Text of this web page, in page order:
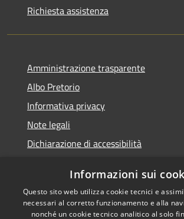
Richiesta assistenza
Amministrazione trasparente
Albo Pretorio
Informativa privacy
Note legali
Dichiarazione di accessibilità
RSS
Informazioni sui
Questo sito web utilizza cookie tecnici e
necessari al corretto funzionamento e alla
nonché un cookie tecnico analitico al solo